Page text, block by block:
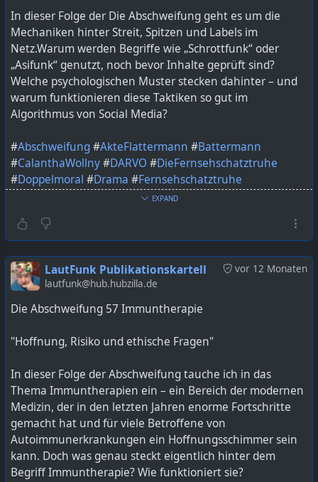
In dieser Folge der Die Abschweifung geht es um die
Mechaniken hinter Streit, Spitzen und Labels im
Netz.Warum werden Begriffe wie „Schrottfunk“ oder
„Asifunk“ genutzt, noch bevor Inhalte geprüft sind?
Welche psychologischen Muster stecken dahinter – und
warum funktionieren diese Taktiken so gut im
Algorithmus von Social Media?
#Abschweifung#AkteFlattermann #Battermann
#CalanthaWollny#DARVO #DieFernsehschatztruhe
#Doppelmoral #Drama #Fernsehschatztruhe
FrameControl#FrankBattermann
podcastdeutschland
RTL2
#Satire#SocialMedia#Wollny#Wollnys#YouTubeDrama
Bild KI generiert mit ChatGPT
https://lautfunk.uber.space/podcast/die-abschweifung-
EXPAND
vor 12 Monaten
LautFunk Publikationskartell
lautfunk@hub.hubzilla.de
Die Abschweifung 57 Immuntherapie
"Hoffnung, Risiko und ethische Fragen"
In dieser Folge der Abschweifung tauche ich in das
Thema Immuntherapien ein – ein Bereich der modernen
Medizin, der in den letzten Jahren enorme Fortschritte
gemacht hat und für viele Betroffene von
Autoimmunerkrankungen ein Hoffnungsschimmer sein
kann. Doch was genau steckt eigentlich hinter dem
Begriff Immuntherapie? Wie funktioniert sie?